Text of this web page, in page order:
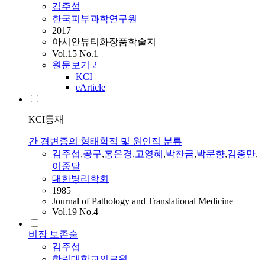
김주섭
한국피부과학연구원
2017
아시안뷰티화장품학술지
Vol.15 No.1
원문보기 2
KCI
eArticle
KCI등재
간 경변증의 형태학적 및 원인적 분류
김주섭,공구,홍은경,고영혜 ,박찬금,박문향,김종만,
이중달
대한병리학회
1985
Journal of Pathology and Translational Medicine
Vol.19 No.4
비장 보존술
김주섭